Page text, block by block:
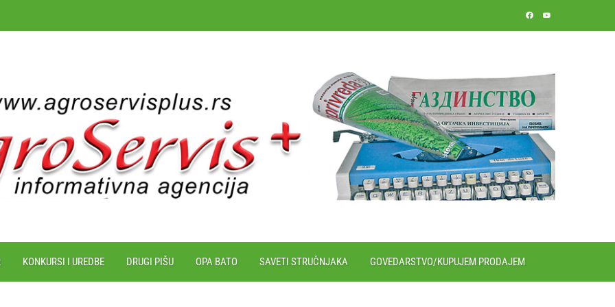
KONKURSI I UREDBE DRUGI PIŠU OPA BATO SAVETI STRUČNJAKA GOVEDARSTVO/KUPUJEM PRODAJEM